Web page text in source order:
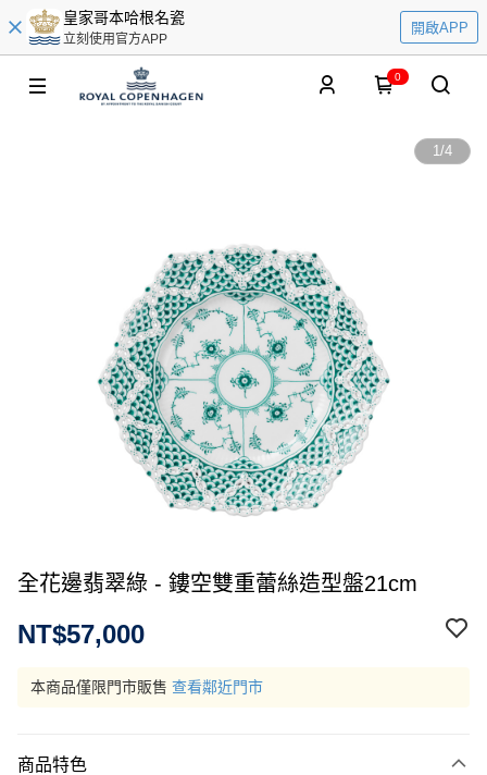
皇家哥本哈根名瓷
立刻使用官方APP
開啟APP
0
1/4
全花邊翡翠綠 - 鏤空雙重蕾絲造型盤21cm
NT$57,000
本商品僅限門市販售 查看鄰近門市
商品特色